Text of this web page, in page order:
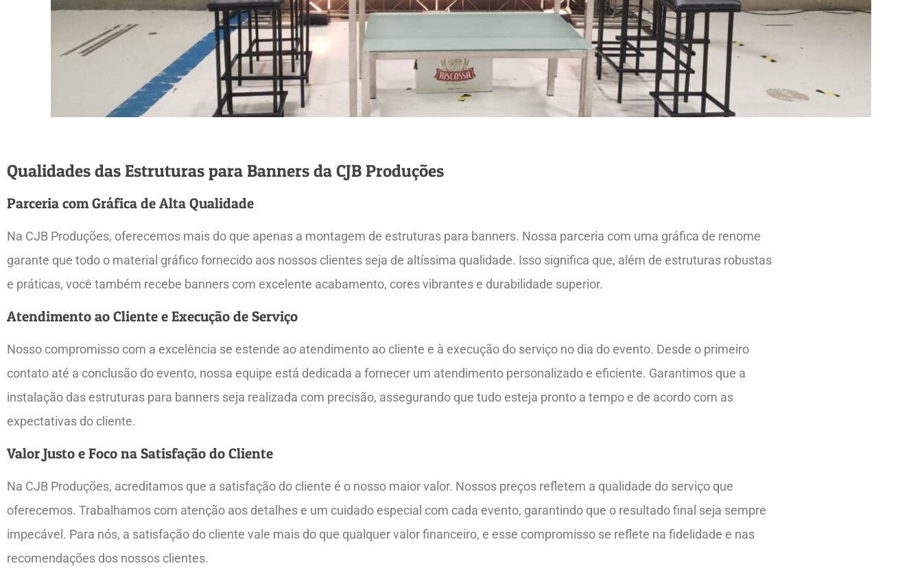
Qualidades das Estruturas para Banners da CJB Produções
Parceria com Gráfica de Alta Qualidade
Na CJB Produções, oferecemos mais do que apenas a montagem de estruturas para banners. Nossa parceria com uma gráfica de renome
garante que todo o material gráfico fornecido aos nossos clientes seja de altíssima qualidade. Isso significa que, além de estruturas robustas
e práticas, você também recebe banners com excelente acabamento, cores vibrantes e durabilidade superior.
Atendimento ao Cliente e Execução de Serviço
Nosso compromisso com a excelência se estende ao atendimento ao cliente e à execução do serviço no dia do evento. Desde o primeiro
contato até a conclusão do evento, nossa equipe está dedicada a fornecer um atendimento personalizado e eficiente. Garantimos que a
instalação das estruturas para banners seja realizada com precisão, assegurando que tudo esteja pronto a tempo e de acordo com as
expectativas do cliente.
Valor Justo e Foco na Satisfação do Cliente
Na CJB Produções, acreditamos que a satisfação do cliente é o nosso maior valor. Nossos preços refletem a qualidade do serviço que
oferecemos. Trabalhamos com atenção aos detalhes e um cuidado especial com cada evento, garantindo que o resultado final seja sempre
impecável. Para nós, a satisfação do cliente vale mais do que qualquer valor financeiro, e esse compromisso se reflete na fidelidade e nas
recomendações dos nossos clientes.